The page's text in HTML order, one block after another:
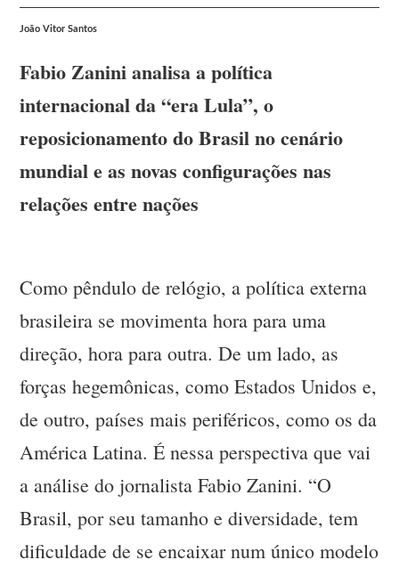
João Vitor Santos
Fabio Zanini analisa a política
internacional da “era Lula”, o
reposicionamento do Brasil no cenário
mundial e as novas configurações nas
relações entre nações
Como pêndulo de relógio, a política externa
brasileira se movimenta hora para uma
direção, hora para outra. De um lado, as
forças hegemônicas, como Estados Unidos e,
de outro, países mais periféricos, como os da
América Latina. É nessa perspectiva que vai
a análise do jornalista Fabio Zanini. “O
Brasil, por seu tamanho e diversidade, tem
dificuldade de se encaixar num único modelo